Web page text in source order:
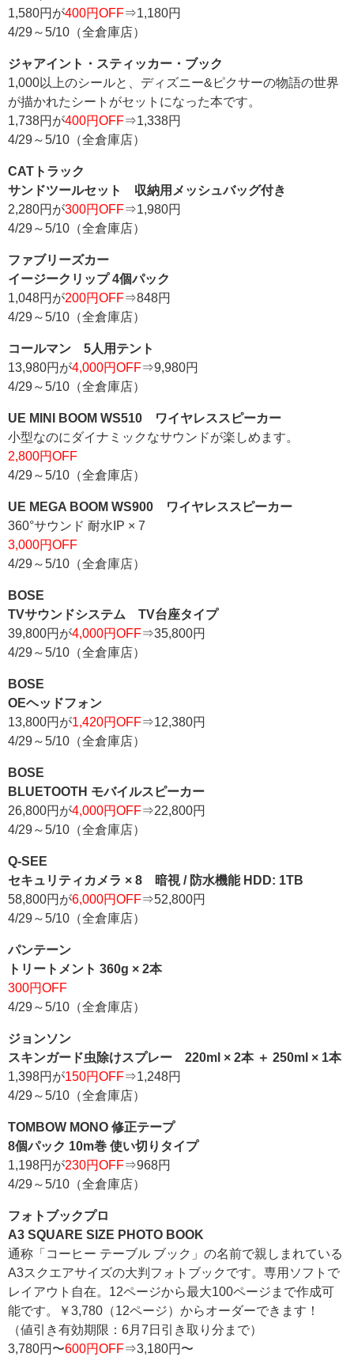
1,580円が400円OFF⇒1,180円
4/29～5/10（全倉庫店）
ジャアイント・スティッカー・ブック
1,000以上のシールと、ディズニー&ピクサーの物語の世界
が描かれたシートがセットになった本です。
1,738円が400円OFF⇒1,338円
4/29～5/10（全倉庫店）
CATトラック
サンドツールセット 収納用メッシュバッグ付き
2,280円が300円OFF⇒1,980円
4/29～5/10（全倉庫店）
ファブリーズカー
イージークリップ 4個パック
1,048円が200円OFF⇒848円
4/29～5/10（全倉庫店）
コールマン 5人用テント
13,980円が4,000円OFF⇒9,980円
4/29～5/10（全倉庫店）
UE MINI BOOM WS510 ワイヤレススピーカー
小型なのにダイナミックなサウンドが楽しめます。
2,800円OFF
4/29～5/10（全倉庫店）
UE MEGA BOOM WS900 ワイヤレススピーカー
360°サウンド 耐水IP × 7
3,000円OFF
4/29～5/10（全倉庫店）
BOSE
TVサウンドシステム TV台座タイプ
39,800円が4,000円OFF⇒35,800円
4/29～5/10（全倉庫店）
BOSE
OEヘッドフォン
13,800円が1,420円OFF⇒12,380円
4/29～5/10（全倉庫店）
BOSE
BLUETOOTH モバイルスピーカー
26,800円が4,000円OFF⇒22,800円
4/29～5/10（全倉庫店）
Q-SEE
セキュリティカメラ × 8 暗視 / 防水機能 HDD: 1TB
58,800円が6,000円OFF⇒52,800円
4/29～5/10（全倉庫店）
パンテーン
トリートメント 360g × 2本
300円OFF
4/29～5/10（全倉庫店）
ジョンソン
スキンガード虫除けスプレー 220ml × 2本 ＋ 250ml × 1本
1,398円が150円OFF⇒1,248円
4/29～5/10（全倉庫店）
TOMBOW MONO 修正テープ
8個パック 10m巻 使い切りタイプ
1,198円が230円OFF⇒968円
4/29～5/10（全倉庫店）
フォトブックプロ
A3 SQUARE SIZE PHOTO BOOK
通称「コーヒー テーブル ブック」の名前で親しまれている
A3スクエアサイズの大判フォトブックです。専用ソフトで
レイアウト自在。12ページから最大100ページまで作成可
能です。￥3,780（12ページ）からオーダーできます！
（値引き有効期限：6月7日引き取り分まで）
3,780円〜600円OFF⇒3,180円〜